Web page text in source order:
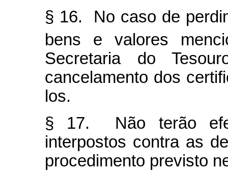
§ 16. No caso de
bens e valores
Secretaria do
cancelamento dos
los.
§ 17. Não terão
interpostos contra as
procedimento previsto